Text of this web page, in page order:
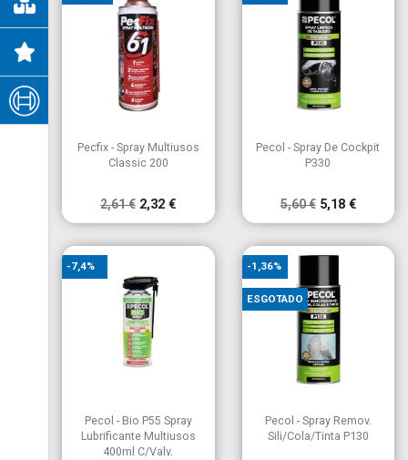
Vista rápida
Pecfix - Spray Multiusos
Classic 200
2,61 € 2,32 €
Vista rápida
Pecol - Spray De Cockpit
P330
5,60 € 5,18 €
 Vista rápida
Pecol - Bio P55 Spray
Lubrificante Multiusos
400ml C/Valv.
-7,4%
 Vista rápida
Pecol - Spray Remov.
Sili/Cola/Tinta P130
-1,36%
ESGOTADO